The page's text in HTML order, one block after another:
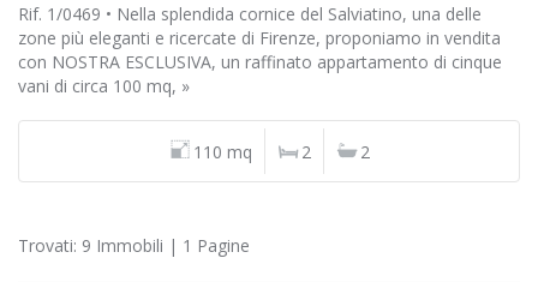
Rif. 1/0469 • Nella splendida cornice del Salviatino, una delle
zone più eleganti e ricercate di Firenze, proponiamo in vendita
con NOSTRA ESCLUSIVA, un raffinato appartamento di cinque
vani di circa 100 mq, »
110 mq 2 2
Trovati: 9 Immobili | 1 Pagine